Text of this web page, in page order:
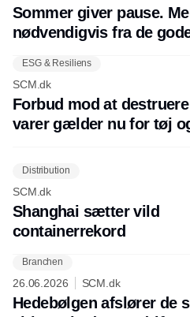
Sommer giver pause.
nødvendigvis fra de
ESG & Resiliens
SCM.dk
Forbud mod at
varer gælder nu for tøj
Distribution
SCM.dk
Shanghai sætter vild
containerrekord
Branchen
26.06.2026 SCM.dk
Hedebølgen afslører de